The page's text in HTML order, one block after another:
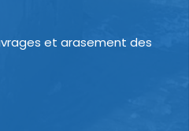
et arasement des